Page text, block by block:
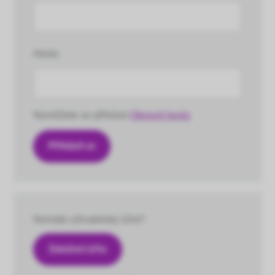
Obnovit heslo